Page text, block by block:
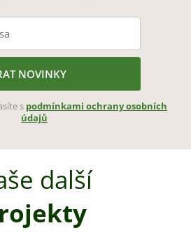
NOVINKY
s podmínkami ochrany osobních
údajů
další